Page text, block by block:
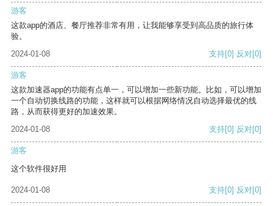
游客
这款app的酒店、餐厅推荐非常有用，让我能够享受到高品质的旅行体
验。
2024-01-08
支持[0] 反对[0]
游客
这款加速器app的功能有点单一，可以增加一些新功能。比如，可以增加
一个自动切换线路的功能，这样就可以根据网络情况自动选择最优的线
路，从而获得更好的加速效果。
2024-01-08
支持[0] 反对[0]
游客
这个软件很好用
2024-01-08 支持[0] 反对[0]